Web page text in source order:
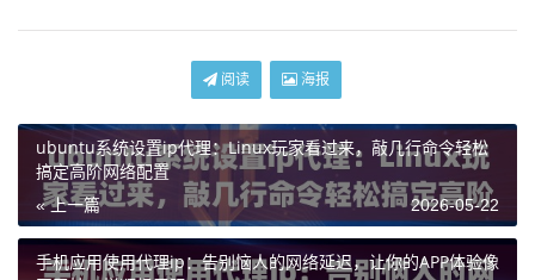
阅读 海报
ubuntu系统设置ip代理：Linux玩家看过来，敲几行命令轻松
搞定高阶网络配置
« 上一篇 2026-05-22
手机应用使用代理ip：告别恼人的网络延迟，让你的APP体验像